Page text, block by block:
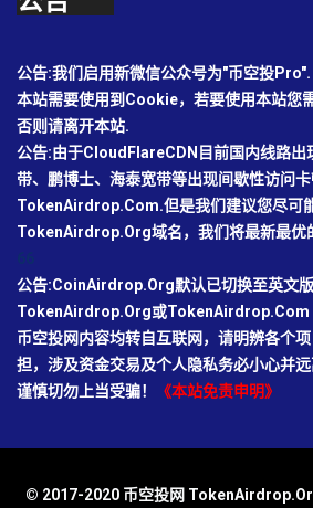
公告:我们启用新微信公众号为"币空投Pro".
本站需要使用到Cookie，若要使用本站您
否则请离开本站.
公告:由于CloudFlareCDN目前国内线路出
带、鹏博士、海泰宽带等出现间歇性访问
TokenAirdrop.Com.但是我们建议您尽可
TokenAirdrop.Org域名，我们将最新最优
公告:CoinAirdrop.Org默认已切换至英文
TokenAirdrop.Org或TokenAirdrop.Com
币空投网内容均转自互联网，请明辨各个
担，涉及资金交易及个人隐私务必小心并
谨慎切勿上当受骗！
《本站免责申明》
© 2017-2020 币空投网